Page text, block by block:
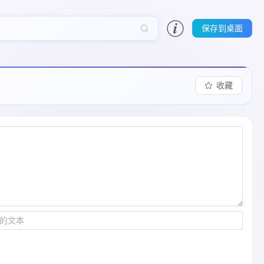
保存到桌面
收藏